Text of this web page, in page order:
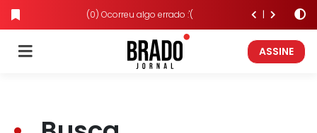
(0) Ocorreu algo errado :'(
ASSINE